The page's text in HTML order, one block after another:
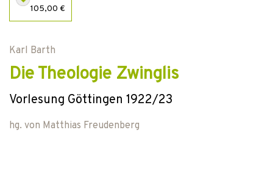
105,00 €
Karl Barth
Die Theologie Zwinglis
Vorlesung Göttingen 1922/23
hg. von Matthias Freudenberg